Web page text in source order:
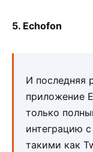
5. Echofon
И последняя
приложение
только
интеграцию
такими как